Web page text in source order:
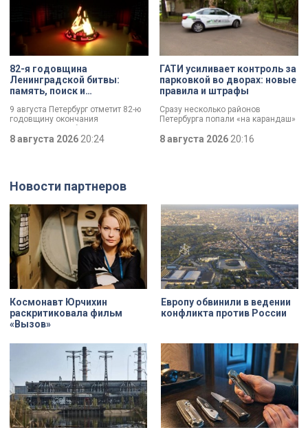
82-я годовщина
Ленинградской битвы:
память, поиск и
9 августа Петербург отметит 82-ю
годовщину окончания
Ленинградской битвы. Это День
воинской славы, который был
официально установлен в апреле
8 августа 2026 20:24
ГАТИ усиливает контроль за
парковкой во дворах: новые
правила и штрафы
Сразу несколько районов
Петербурга попали «на карандаш»
парковкой во дворах. За два
летних месяца только по
8 августа 2026 20:16
Новости партнеров
Космонавт Юрчихин
раскритиковала фильм
«Вызов»
Европу обвинили в ведении
конфликта против России